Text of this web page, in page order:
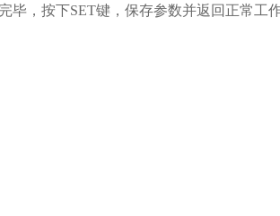
毕，按下SET键，保存参数并返回正常工作